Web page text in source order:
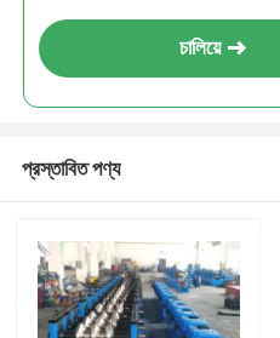
চালিয়ে
প্রস্তাবিত পণ্য